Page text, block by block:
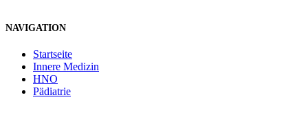
NAVIGATION
Startseite
Innere Medizin
HNO
Pädiatrie